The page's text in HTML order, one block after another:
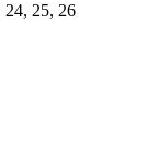
25, 26